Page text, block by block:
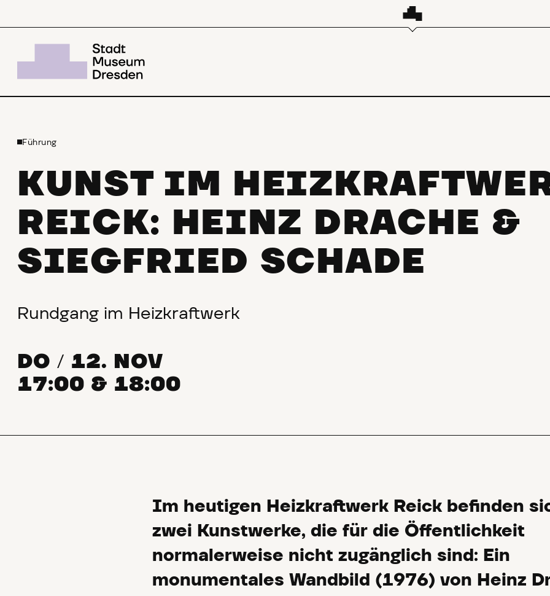
Führung
KUNST IM
REICK: HEINZ DRACHE &
SIEGFRIED SCHADE
Rundgang im Heizkraftwerk
DO / 12. NOV
17:00 & 18:00
Im heutigen Heizkraftwerk Reick befinden
zwei Kunstwerke, die für die Öffentlichkeit
normalerweise nicht zugänglich sind: Ein
monumentales Wandbild (1976) von Heinz